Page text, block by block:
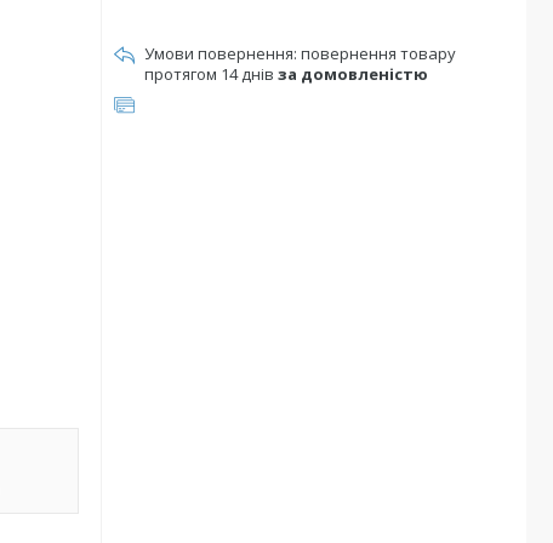
повернення товару
протягом 14 днів за домовленістю